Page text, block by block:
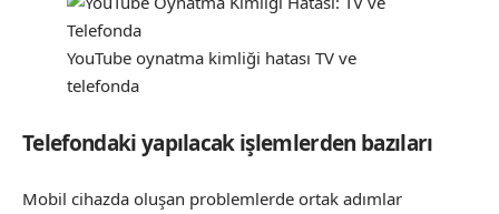
YouTube oynatma kimliği hatası TV ve
telefonda
Telefondaki yapılacak işlemlerden bazıları
Mobil cihazda oluşan problemlerde ortak adımlar